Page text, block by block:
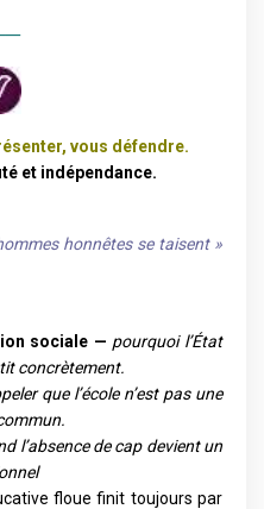
vous défendre.
et indépendance.
honnêtes se taisent »
sociale — pourquoi l’État
concrètement.
que l’école n’est pas une
l’absence de cap devient un
floue finit toujours par